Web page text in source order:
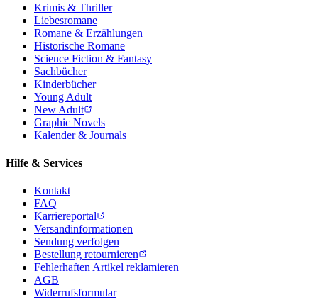
Krimis & Thriller
Liebesromane
Romane & Erzählungen
Historische Romane
Science Fiction & Fantasy
Sachbücher
Kinderbücher
Young Adult
New Adult
Graphic Novels
Kalender & Journals
Hilfe & Services
Kontakt
FAQ
Karriereportal
Versandinformationen
Sendung verfolgen
Bestellung retournieren
Fehlerhaften Artikel reklamieren
AGB
Widerrufsformular